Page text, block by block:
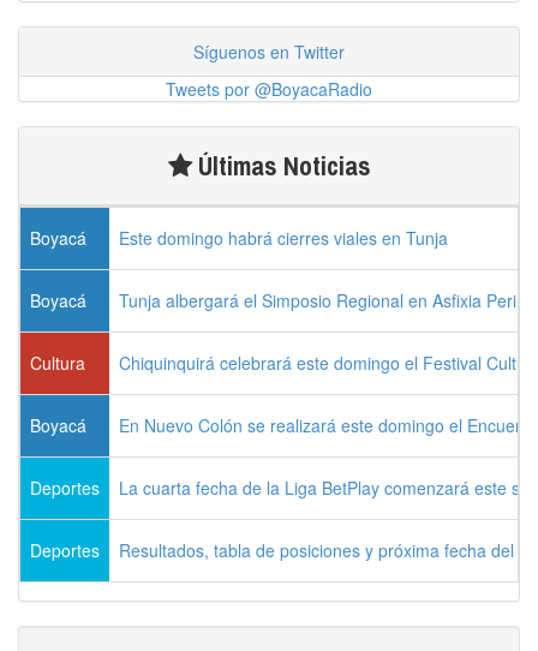
Síguenos en Twitter
Tweets por @BoyacaRadio
Últimas Noticias
Boyacá Este domingo habrá cierres viales en Tunja
Boyacá Tunja albergará el Simposio Regional en Asfixia
Cultura Chiquinquirá celebrará este domingo el Festival
Boyacá En Nuevo Colón se realizará este domingo el
Deportes La cuarta fecha de la Liga BetPlay comenzará este
Deportes Resultados, tabla de posiciones y próxima fecha del